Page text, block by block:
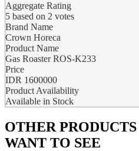
Aggregate Rating
5 based on 2 votes
Brand Name
Crown Horeca
Product Name
Gas Roaster ROS-K233
Price
IDR 1600000
Product Availability
Available in Stock
OTHER PRODUCTS
WANT TO SEE